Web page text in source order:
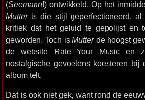
(Seemann!) ontwikkeld. Op het
Mutteris die stijl geperfectioneerd, al
kritiek dat het geluid te gepolijst en
geworden. Toch isMutterde hoogst
de website Rate Your Music en
nostalgische gevoelens koesteren bij
album telt.
Dat is ook niet gek, want rond de